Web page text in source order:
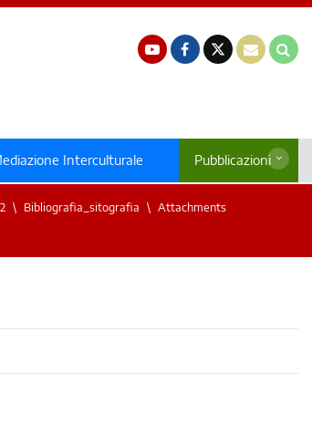
Interculturale Pubblicazioni
Bibliografia_sitografia
Attachments